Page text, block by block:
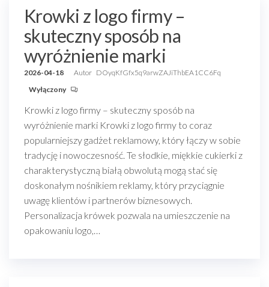
Krowki z logo firmy –
skuteczny sposób na
wyróżnienie marki
2026-04-18 Autor DOyqKfGfx5q9arwZAJiThbEA1CC6Fq
Wyłączony
Krowki z logo firmy – skuteczny sposób na
wyróżnienie marki Krowki z logo firmy to coraz
popularniejszy gadżet reklamowy, który łączy w sobie
tradycję i nowoczesność. Te słodkie, miękkie cukierki z
charakterystyczną białą obwolutą mogą stać się
doskonałym nośnikiem reklamy, który przyciągnie
uwagę klientów i partnerów biznesowych.
Personalizacja krówek pozwala na umieszczenie na
opakowaniu logo,…